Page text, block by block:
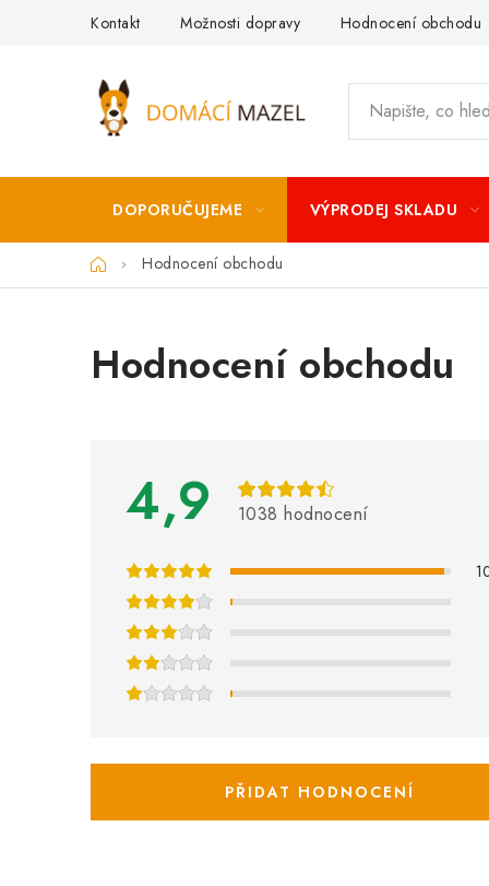
Kontakt Možnosti dopravy Hodnocení obchodu
DOPORUČUJEME VÝPRODEJ SKLADU
DomůHodnocení obchodu
Hodnocení obchodu
4,9 1038 hodnocení
PŘIDAT HODNOCENÍ
V
c
e